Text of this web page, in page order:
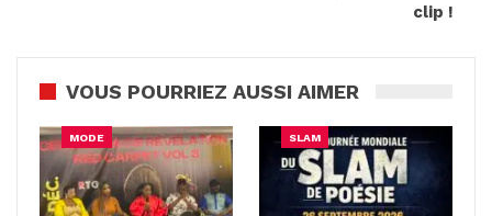
clip !
VOUS POURRIEZ AUSSI AIMER
MODE SLAM